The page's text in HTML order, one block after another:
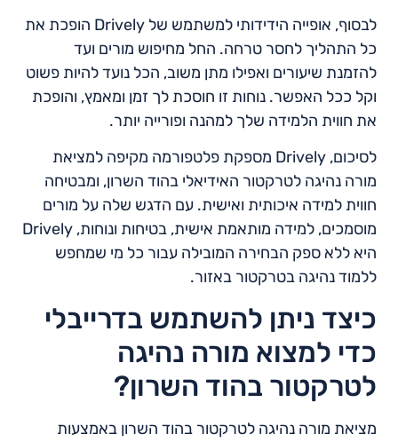
לבסוף, אופייה הידידותי למשתמש של Drively הופכת את
כל התהליך לחסר טרחה. החל מחיפוש מורים ועד
להזמנת שיעורים ואפילו מתן משוב, הכל נועד להיות פשוט
וקל ככל האפשר. נוחות זו חוסכת לך זמן ומאמץ, והופכת
את חווית הלמידה שלך למהנה ופורייה יותר.
לסיכום, Drively מספקת פלטפורמה מקיפה למציאת
מורה נהיגה לטרקטור האידיאלי בהוד השרון, ומבטיחה
חווית למידה איכותית ואישית. עם הדגש שלה על מורים
מוסמכים, למידה מותאמת אישית, בטיחות ונוחות, Drively
היא ללא ספק הבחירה המובילה עבור כל מי שמחפש
ללמוד נהיגה בטרקטור באזור.
כיצד ניתן להשתמש בדרייבלי
כדי למצוא מורה נהיגה
לטרקטור בהוד השרון?
מציאת מורה נהיגה לטרקטור בהוד השרון באמצעות